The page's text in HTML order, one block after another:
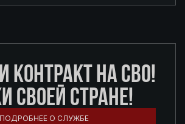
КОНТРАКТ НА СВО!
СВОЕЙ СТРАНЕ!
ПОДРОБНЕЕ О СЛУЖБЕ